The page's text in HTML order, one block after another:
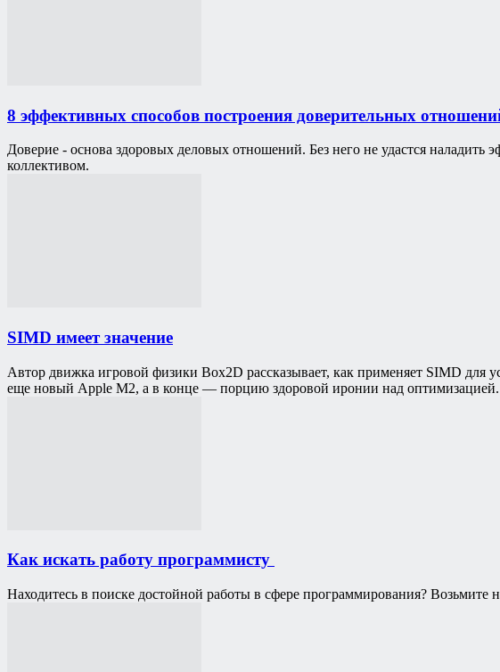
8 эффективных способов построения доверительных
Доверие - основа здоровых деловых отношений. Без него не удастся
коллективом.
SIMD имеет значение
Автор движка игровой физики Box2D рассказывает, как применяет SIMD для
еще новый Apple M2, а в конце — порцию здоровой иронии над оптимизацией.
Как искать работу программисту
Находитесь в поиске достойной работы в сфере программирования?